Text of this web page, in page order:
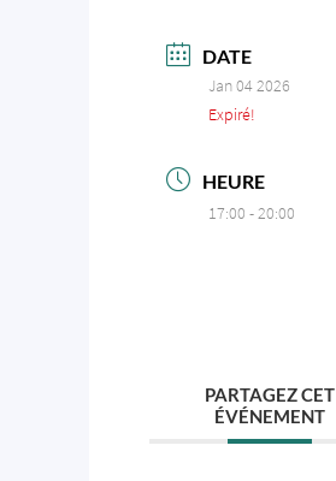
DATE
Jan 04 2026
Expiré!
HEURE
17:00 - 20:00
PARTAGEZ CET
ÉVÉNEMENT